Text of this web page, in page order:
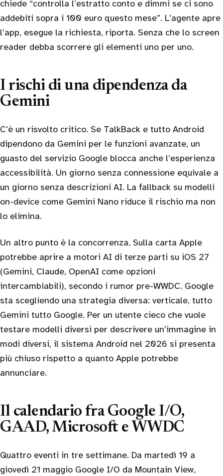
chiede “controlla l’estratto conto e dimmi se ci sono
addebiti sopra i 100 euro questo mese”. L’agente apre
l’app, esegue la richiesta, riporta. Senza che lo screen
reader debba scorrere gli elementi uno per uno.
I rischi di una dipendenza da
Gemini
C’è un risvolto critico. Se TalkBack e tutto Android
dipendono da Gemini per le funzioni avanzate, un
guasto del servizio Google blocca anche l’esperienza
accessibilità. Un giorno senza connessione equivale a
un giorno senza descrizioni AI. La fallback su modelli
on-device come Gemini Nano riduce il rischio ma non
lo elimina.
Un altro punto è la concorrenza. Sulla carta Apple
potrebbe aprire a motori AI di terze parti su iOS 27
(Gemini, Claude, OpenAI come opzioni
intercambiabili), secondo i rumor pre-WWDC. Google
sta scegliendo una strategia diversa: verticale, tutto
Gemini tutto Google. Per un utente cieco che vuole
testare modelli diversi per descrivere un’immagine in
modi diversi, il sistema Android nel 2026 si presenta
più chiuso rispetto a quanto Apple potrebbe
annunciare.
Il calendario fra Google I/O,
GAAD, Microsoft e WWDC
Quattro eventi in tre settimane. Da martedì 19 a
giovedì 21 maggio Google I/O da Mountain View,